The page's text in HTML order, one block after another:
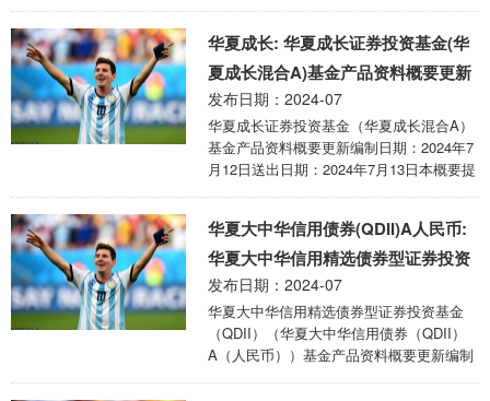
为她的强硬，导致跟随多年的亲信警 ...
岁至79岁的港人中有40.8万名千万富翁。做
一道简单的数学题，每约14个港人就有1名
千万富翁。 独特的地理和历史，造就了寸
土寸金、纸醉金迷的香港。 许多人不知道
的是，香港汽车的保有量并不高。2023
年，香港新登记私家车总数在同比增长了
17.85%后，也就只有44169辆。 ...
华夏成长: 华夏成长证券投资基金(华
夏成长混合A)基金产品资料概要更新
发布日期：2024-07
华夏成长证券投资基金（华夏成长混合A）
基金产品资料概要更新编制日期：2024年7
月12日送出日期：2024年7月13日本概要提
明书等销售文件。一、产品概况基金简称华
夏成长混合基金代码000001（前端）下属
基金简称华夏成长混合A下属基金代码
000001中国建设银行股份有限基金管理人
华夏基金管理有限公司基金托管人公司基金
合同生效日2001-12-18基金类型混合型交易
币种人民币运作方式普通开放式开放频率每
个开放日开始担任 ...
华夏大中华信用债券(QDII)A人民币:
华夏大中华信用精选债券型证券投资
基金(QDII)(华夏大中华信用债券
(QDII)A(人民币))基金产品资料概要更
新(2024-07-13)
发布日期：2024-07
华夏大中华信用精选债券型证券投资基金
（QDII）（华夏大中华信用债券（QDII）
A（人民币））基金产品资料概要更新编制